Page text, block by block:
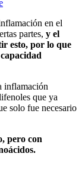
en el
partes, y el
esto, por lo que
inflamación
que ya
solo fue necesario
pero con